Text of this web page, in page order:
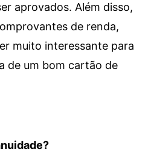
aprovados. Além disso,
de renda,
muito interessante para
de um bom cartão de